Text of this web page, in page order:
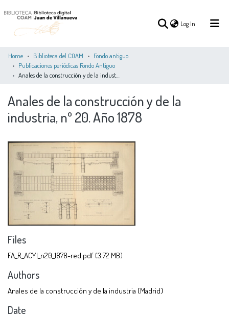
Log In (current)
COMMUNITIES
ALL OF DSPACE
STATISTICS
Home Biblioteca del COAM
Fondo antiguo
Publicaciones periódicas Fondo Antiguo
Anales de la construcción y de la
industria, nº 20. Año 1878
Files
FA_R_ACYl_n20_1878-red.pdf (3.72 MB)
Authors
Anales de la construcción y de la industria (Madrid)
Date